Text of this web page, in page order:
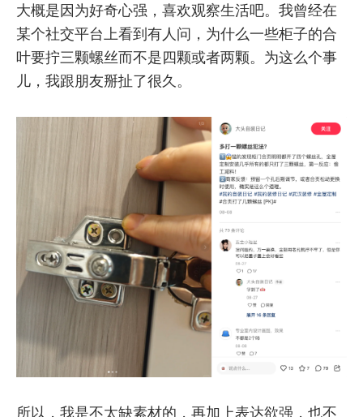
大概是因为好奇心强，喜欢观察生活吧。我曾经在
某个社交平台上看到有人问，为什么一些柜子的合
叶要拧三颗螺丝而不是四颗或者两颗。为这么个事
儿，我跟朋友掰扯了很久。
所以，我是不太缺素材的，再加上表达欲强，也不